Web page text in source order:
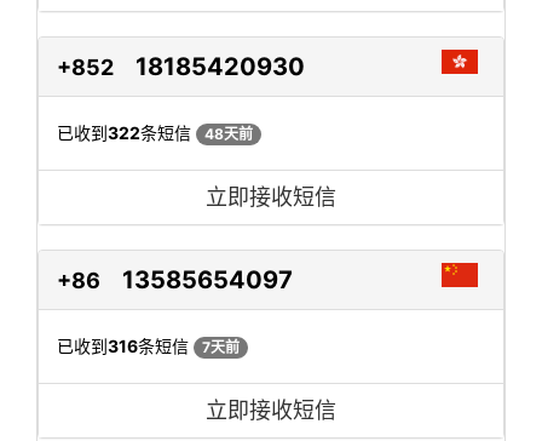
+852 18185420930
已收到322条短信 48天前
立即接收短信
+86 13585654097
已收到316条短信 7天前
立即接收短信